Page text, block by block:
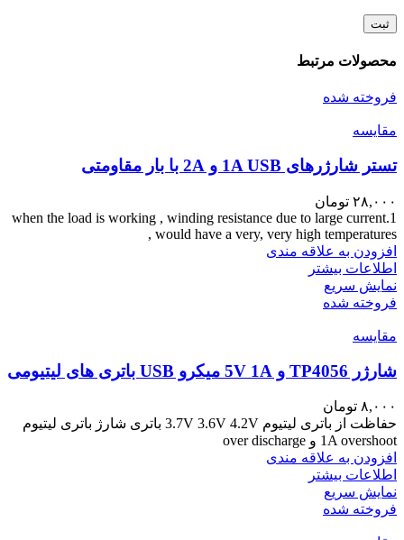
محصولات مرتبط
فروخته شده
مقايسه
تستر شارژرهای 1A USB و 2A با بار مقاومتی
۲۸,۰۰۰ تومان
1.when the load is working , winding resistance due to large current
would have a very, very high temperatures ,
افزودن به علاقه مندی
اطلاعات بیشتر
نمایش سریع
فروخته شده
مقايسه
شارژر TP4056 و 5V 1A میکرو USB باتری های لیتیومی
۸,۰۰۰ تومان
حفاظت از باتری لیتیوم 3.7V 3.6V 4.2V باتری شارژ باتری لیتیوم
1A overshoot و over discharge
افزودن به علاقه مندی
اطلاعات بیشتر
نمایش سریع
فروخته شده